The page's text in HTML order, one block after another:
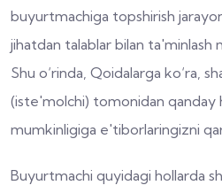
buyurtmachiga topshirish
jihatdan talablar bilan ta'minlash
Shu o‘rinda, Qoidalarga ko‘ra,
(iste'molchi) tomonidan qanday
mumkinligiga e'tiborlaringizni
Buyurtmachi quyidagi hollarda